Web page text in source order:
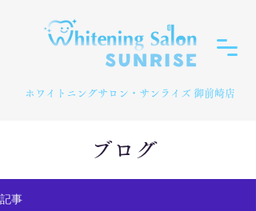
​ホワイトニングサロン・サンライズ 御前崎店
ブログ
記事